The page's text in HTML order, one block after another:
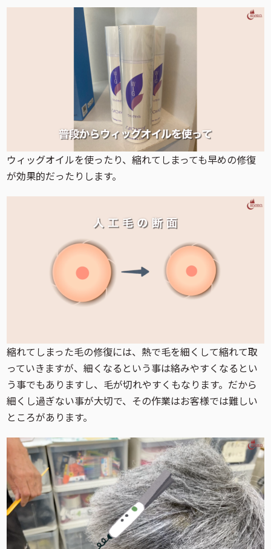
ウィッグオイルを使ったり、縮れてしまっても早めの修復
が効果的だったりします。
縮れてしまった毛の修復には、熱で毛を細くして縮れて取
っていきますが、細くなるという事は絡みやすくなるとい
う事でもありますし、毛が切れやすくもなります。だから
細くし過ぎない事が大切で、その作業はお客様では難しい
ところがあります。